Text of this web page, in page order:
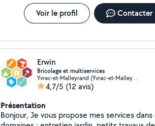
Voir le profil Contacter
Erwin
Bricolage et multiservices
Yvrac-et-Malleyrand (Yvrac-et-Malleyrand)
4,7/5 (12 avis)
Présentation
Bonjour, Je vous propose mes services dans divers